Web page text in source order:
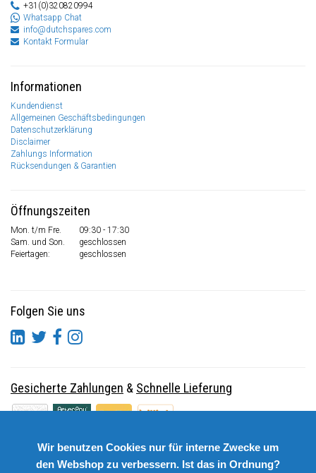
+31(0)320820994
Whatsapp Chat
info@dutchspares.com
Kontakt Formular
Informationen
Kundendienst
Allgemeinen Geschäftsbedingungen
Datenschutzerklärung
Disclaimer
Zahlungs Information
Rücksendungen & Garantien
Öffnungszeiten
Mon. t/m Fre.
09:30 - 17:30
Sam. und Son.
geschlossen
Feiertagen:
geschlossen
Folgen Sie uns
Gesicherte Zahlungen & Schnelle Lieferung
Wir benutzen Cookies nur für interne Zwecke um
den Webshop zu verbessern. Ist das in Ordnung?